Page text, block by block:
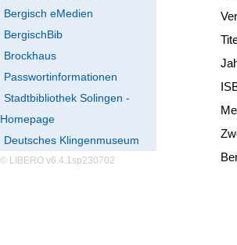
Bergisch eMedien
BergischBib
Brockhaus
Passwortinformationen
Stadtbibliothek Solingen -
Homepage
Deutsches Klingenmuseum
© LIBERO v6.4.1sp230702